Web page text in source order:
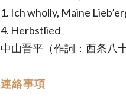
1. Ich wholly, Maine
4. Herbstlied
中山晋平（作詞：西条
連絡事項